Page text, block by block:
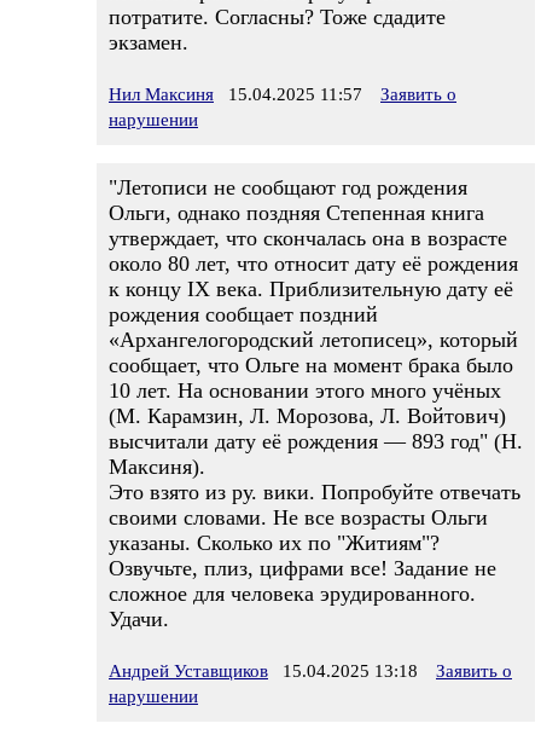
потратите. Согласны? Тоже сдадите
экзамен.
Нил Максиня 15.04.2025 11:57
Заявить о
нарушении
"Летописи не сообщают год рождения
Ольги, однако поздняя Степенная книга
утверждает, что скончалась она в возрасте
около 80 лет, что относит дату её рождения
к концу IX века. Приблизительную дату её
рождения сообщает поздний
«Архангелогородский летописец», который
сообщает, что Ольге на момент брака было
10 лет. На основании этого много учёных
(М. Карамзин, Л. Морозова, Л. Войтович)
высчитали дату её рождения — 893 год" (Н.
Максиня).
Это взято из ру. вики. Попробуйте отвечать
своими словами. Не все возрасты Ольги
указаны. Сколько их по "Житиям"?
Озвучьте, плиз, цифрами все! Задание не
сложное для человека эрудированного.
Удачи.
Андрей Уставщиков 15.04.2025 13:18
Заявить о
нарушении